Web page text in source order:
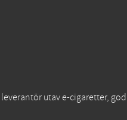
leverantör utav e-cigaretter,